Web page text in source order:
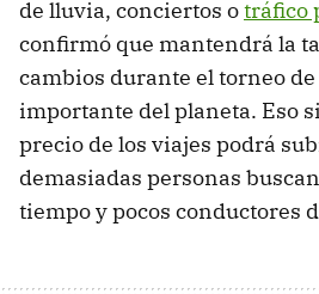
de lluvia, conciertos otráfico
confirmó que mantendrá la
cambios durante el torneo
importante del planeta. Eso
precio de los viajes podrá
demasiadas personas
tiempo y pocos conductores